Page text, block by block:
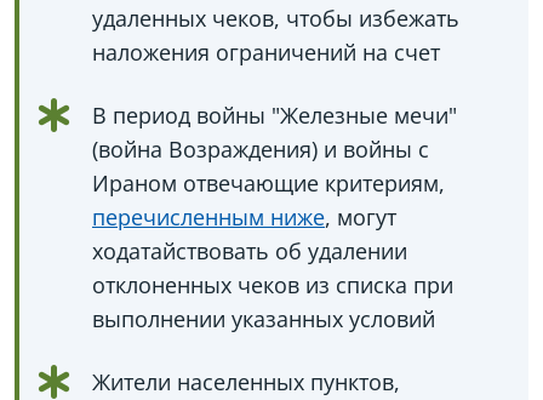
удаленных чеков, чтобы избежать
наложения ограничений на счет
В период войны "Железные мечи"
(война Возраждения) и войны с
Ираном отвечающие критериям,
перечисленным ниже, могут
ходатайствовать об удалении
отклоненных чеков из списка при
выполнении указанных условий
Жители населенных пунктов,